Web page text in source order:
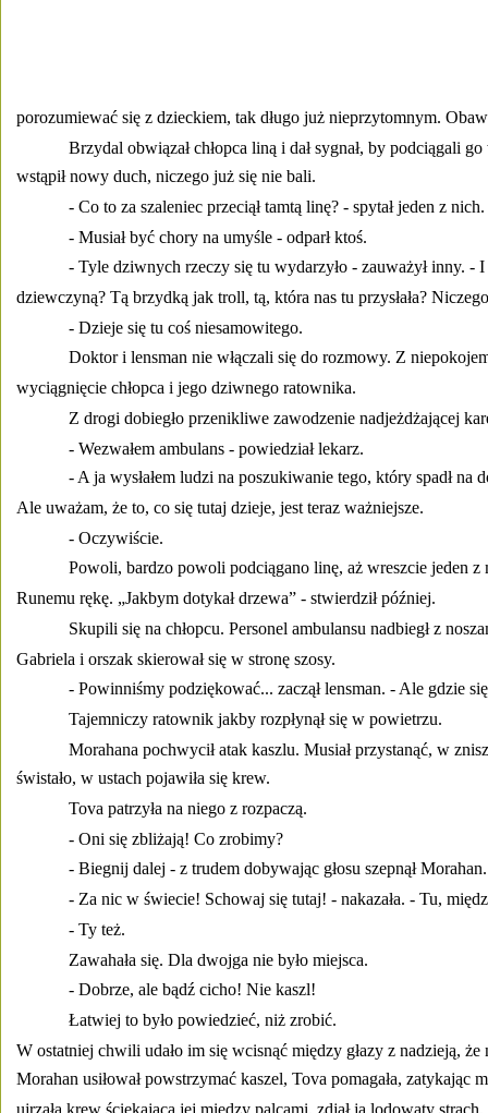
porozumiewać się z dzieckiem, tak długo już nieprzytomnym.
Brzydal obwiązał chłopca liną i dał sygnał, by podciągali
wstąpił nowy duch, niczego już się nie bali.
- Co to za szaleniec przeciął tamtą linę? - spytał jeden z nich.
- Musiał być chory na umyśle - odparł ktoś.
- Tyle dziwnych rzeczy się tu wydarzyło - zauważył inny. - I
dziewczyną? Tą brzydką jak troll, tą, która nas tu przysłała?
- Dzieje się tu coś niesamowitego.
Doktor i lensman nie włączali się do rozmowy. Z
wyciągnięcie chłopca i jego dziwnego ratownika.
Z drogi dobiegło przenikliwe zawodzenie nadjeżdżającej
- Wezwałem ambulans - powiedział lekarz.
- A ja wysłałem ludzi na poszukiwanie tego, który spadł na
Ale uważam, że to, co się tutaj dzieje, jest teraz ważniejsze.
- Oczywiście.
Powoli, bardzo powoli podciągano linę, aż wreszcie jeden z
Runemu rękę. „Jakbym dotykał drzewa” - stwierdził później.
Skupili się na chłopcu. Personel ambulansu nadbiegł z
Gabriela i orszak skierował się w stronę szosy.
- Powinniśmy podziękować... zaczął lensman. - Ale gdzie
Tajemniczy ratownik jakby rozpłynął się w powietrzu.
Morahana pochwycił atak kaszlu. Musiał przystanąć, w
świstało, w ustach pojawiła się krew.
Tova patrzyła na niego z rozpaczą.
- Oni się zbliżają! Co zrobimy?
- Biegnij dalej - z trudem dobywając głosu szepnął
- Za nic w świecie! Schowaj się tutaj! - nakazała. - Tu,
- Ty też.
Zawahała się. Dla dwojga nie było miejsca.
- Dobrze, ale bądź cicho! Nie kaszl!
Łatwiej to było powiedzieć, niż zrobić.
W ostatniej chwili udało im się wcisnąć między głazy z nadzieją,
Morahan usiłował powstrzymać kaszel, Tova pomagała, zatykając